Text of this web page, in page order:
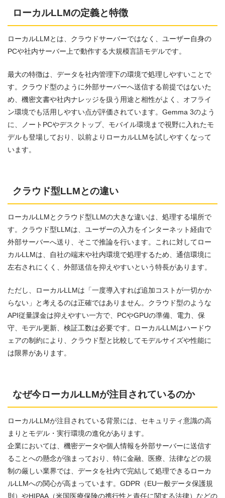
ローカルLLMの定義と特徴
ローカルLLMとは、クラウドサーバーではなく、ユーザー自身の
PCや社内サーバー上で動作する大規模言語モデルです。
最大の特徴は、データを社内管理下の環境で処理しやすいことで
す。クラウド型のように外部サーバーへ送信する前提ではないた
め、機密文書や社内ナレッジを扱う用途と相性がよく、オフライ
ン環境でも活用しやすい点が評価されています。Gemma 3のよう
に、ノートPCやデスクトップ、モバイル環境まで視野に入れたモ
デルも登場しており、以前よりローカルLLMを試しやすくなって
います。
クラウド型LLMとの違い
ローカルLLMとクラウド型LLMの大きな違いは、処理する場所で
す。クラウド型LLMは、ユーザーの入力をインターネット経由で
外部サーバーへ送り、そこで推論を行います。これに対してロー
カルLLMは、自社の端末や社内環境で処理するため、通信環境に
左右されにくく、外部送信を抑えやすいという特長があります。
ただし、ローカルLLMは「一度導入すれば追加コストが一切かか
らない」と考えるのは正確ではありません。クラウド型のような
API従量課金は抑えやすい一方で、PCやGPUの準備、電力、保
守、モデル更新、検証工数は必要です。ローカルLLMはハードウ
ェアの制約により、クラウド型と比較してモデルサイズや性能に
は限界があります。
なぜ今ローカルLLMが注目されているのか
ローカルLLMが注目されている背景には、セキュリティ意識の高
まりとモデル・実行環境の進化があります。
企業においては、機密データや個人情報を外部サーバーに送信す
ることへの懸念が強まっており、特に金融、医療、法律などの規
制の厳しい業界では、データを社内で完結して処理できるローカ
ルLLMへの関心が高まっています。GDPR（EU一般データ保護規
則）やHIPAA（米国医療保険の携行性と責任に関する法律）などの